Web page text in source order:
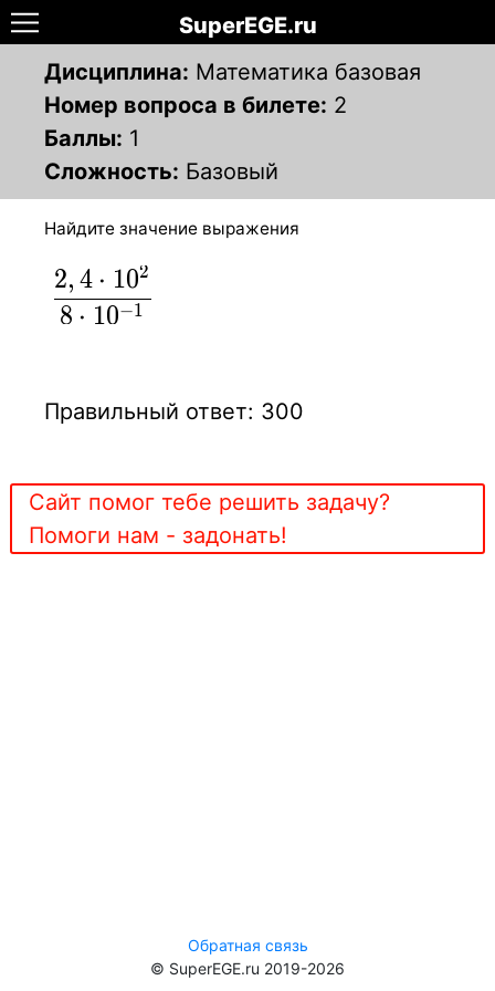
SuperEGE.ru
Дисциплина: Математика базовая
Номер вопроса в билете: 2
Баллы: 1
Сложность: Базовый
Найдите значение выражения
\displaystyle
{
\cdot 10^
8 ⋅ 10−1
2, 4 ⋅ 102
Правильный ответ: 300
Сайт помог тебе решить задачу?
Помоги нам - задонать!
Обратная связь
© SuperEGE.ru 2019-2026